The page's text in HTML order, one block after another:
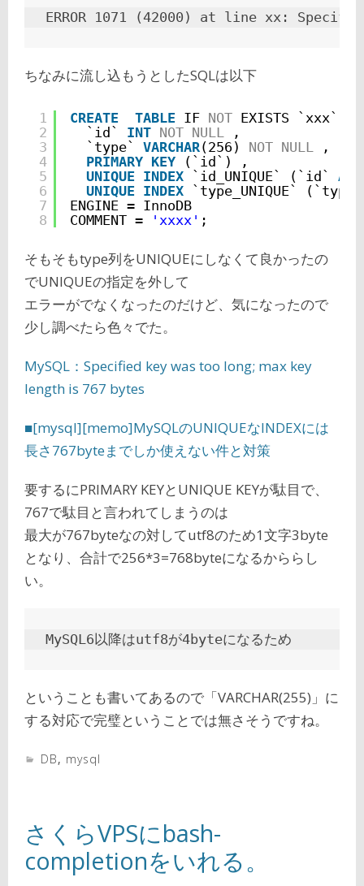
ERROR 1071 (42000) at line xx:
ちなみに流し込もうとしたSQLは以下
1
2
3
4
5
6
7
8
CREATE TABLE IF NOT EXISTS
`id` INT NOT NULL
,
`type` VARCHAR(256) NOT NULL
,
PRIMARY KEY
(`id`) ,
UNIQUE INDEX `id_UNIQUE` (`id` ASC
UNIQUE INDEX `type_UNIQUE`
ENGINE = InnoDB
COMMENT =
'xxxx' ;
そもそもtype列をUNIQUEにしなくて良かったの
でUNIQUEの指定を外して
エラーがでなくなったのだけど、気になったので
少し調べたら色々でた。
MySQL：Specified key was too long; max key
length is 767 bytes
■[mysql][memo]MySQLのUNIQUEなINDEXには
長さ767byteまでしか使えない件と対策
要するにPRIMARY KEYとUNIQUE KEYが駄目で、
767で駄目と言われてしまうのは
最大が767byteなの対してutf8のため1文字3byte
となり、合計で256*3=768byteになるかららし
い。
MySQL6以降はutf8が4byteになるため
ということも書いてあるので「VARCHAR(255)」に
する対応で完璧ということでは無さそうですね。
DB, mysql
さくらVPSにbash-
completionをいれる。